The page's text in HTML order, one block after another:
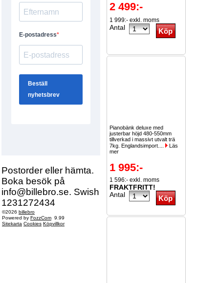
Postorder eller hämta.
Boka besök på
info@billebro.se. Swish
1231272434
©2026 billebro
Powered by FozzCom 9.99
Sitekarta Cookies Köpvillkor
2 499:-
1 999:- exkl. moms
Antal
Pianobänk deluxe med
justerbar höjd 480-550mm
tillverkad i massivt utvalt trä
7kg. Englandsimport....
Läs
mer
1 995:-
1 596:- exkl. moms
FRAKTFRITT!
Antal